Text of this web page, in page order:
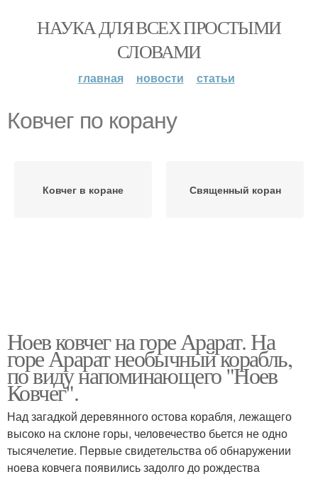
НАУКА ДЛЯ ВСЕХ ПРОСТЫМИ
СЛОВАМИ
главная новости статьи
Ковчег по корану
Ковчег в коране Священный коран
Ноев ковчег на горе Арарат. На
горе Арарат необычный корабль,
по виду напоминающего "Ноев
Ковчег".
Над загадкой деревянного остова корабля, лежащего
высоко на склоне горы, человечество бьется не одно
тысячелетие. Первые свидетельства об обнаружении
ноева ковчега появились задолго до рождества